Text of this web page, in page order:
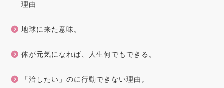
理由
地球に来た意味。
体が元気になれば、人生何でもできる。
「治したい」のに行動できない理由。